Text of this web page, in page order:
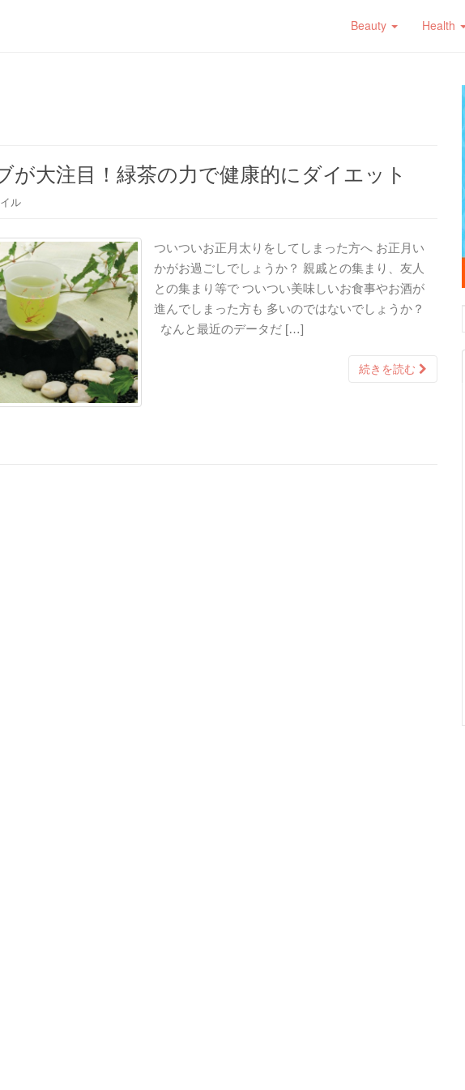
Beauty Health
が大注目！緑茶の力で健康的にダイエット
ル
ついついお正月太りをしてしまった方へ お正月い
かがお過ごしでしょうか？ 親戚との集まり、友人
との集まり等で ついつい美味しいお食事やお酒が
進んでしまった方も 多いのではないでしょうか？
なんと最近のデータだ […]
続きを読む